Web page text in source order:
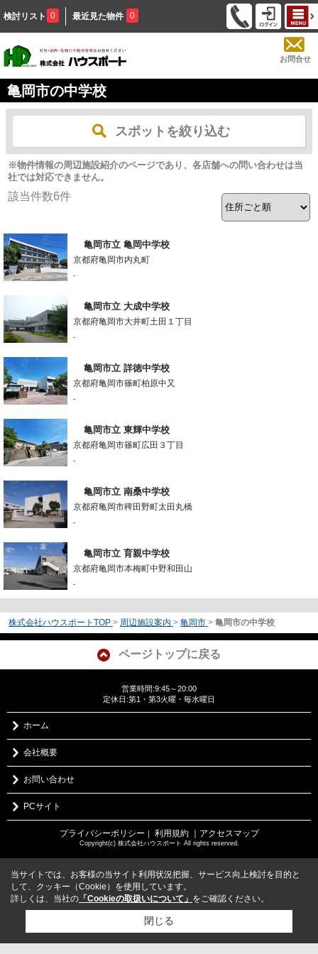
検討リスト 0 最近見た物件 0
お問合せ
亀岡市の中学校
スポットを絞り込む
※物件情報の周辺施設紹介のページであり、各店舗への問い合わせは当
社では対応できません。
該当件数6件
亀岡市立 亀岡中学校
京都府亀岡市内丸町
-
亀岡市立 大成中学校
京都府亀岡市大井町土田１丁目
-
亀岡市立 詳徳中学校
京都府亀岡市篠町柏原中又
-
亀岡市立 東輝中学校
京都府亀岡市篠町広田３丁目
-
亀岡市立 南桑中学校
京都府亀岡市稗田野町太田丸橋
-
亀岡市立 育親中学校
京都府亀岡市本梅町中野和田山
-
株式会社ハウスポートTOP > 周辺施設案内 > 亀岡市 > 亀岡市の中学校
ページトップに戻る
営業時間:9:45～20:00
定休日:第1・第3火曜・毎水曜日
ホーム
会社概要
お問い合わせ
PCサイト
プライバシーポリシー ｜ 利用規約 ｜アクセスマップ
Copyright(c) 株式会社ハウスポート All rights reserved.
当サイトでは、お客様の当サイト利用状況把握、サービス向上検討を目的と
して、クッキー（Cookie）を使用しています。
詳しくは、当社の 「Cookieの取扱いについて」 をご確認ください。
閉じる